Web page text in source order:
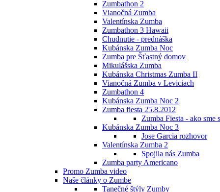
Zumbathon 2
Vianočná Zumba
Valentínska Zumba
Zumbathon 3 Hawaii
Chudnutie - prednáška
Kubánska Zumba Noc
Zumba pre Šťastný domov
Mikulášska Zumba
Kubánska Christmas Zumba II
Vianočná Zumba v Leviciach
Zumbathon 4
Kubánska Zumba Noc 2
Zumba fiesta 25.8.2012
Zumba Fiesta - ako sme
Kubánska Zumba Noc 3
Jose Garcia rozhovor
Valentínska Zumba 2
Spojila nás Zumba
Zumba party Americano
Promo Zumba video
Naše články o Zumbe
Tanečné štýly Zumby